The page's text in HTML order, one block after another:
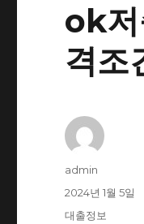
ok저
격조
글
admin
작
성
2024년 1월 5일
카
대출정보